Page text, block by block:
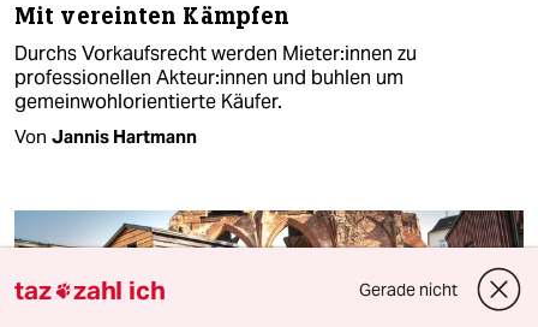
Mit vereinten Kämpfen
Durchs Vorkaufsrecht werden Mie­te­r:in­nen zu
professionellen Ak­teu­r:in­nen und buhlen um
gemeinwohlorientierte Käufer.
Von Jannis Hartmann
taz zahl ich Gerade nicht